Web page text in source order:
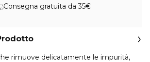
Consegna gratuita da 35€
rimuove delicatamente le impurità,